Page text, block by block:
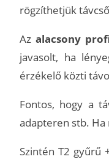
rögzíthetjük
Az alacsony
javasolt, ha
érzékelő közti
Fontos, hogy a
adapteren stb. Ha
Szintén T2 gyűrű